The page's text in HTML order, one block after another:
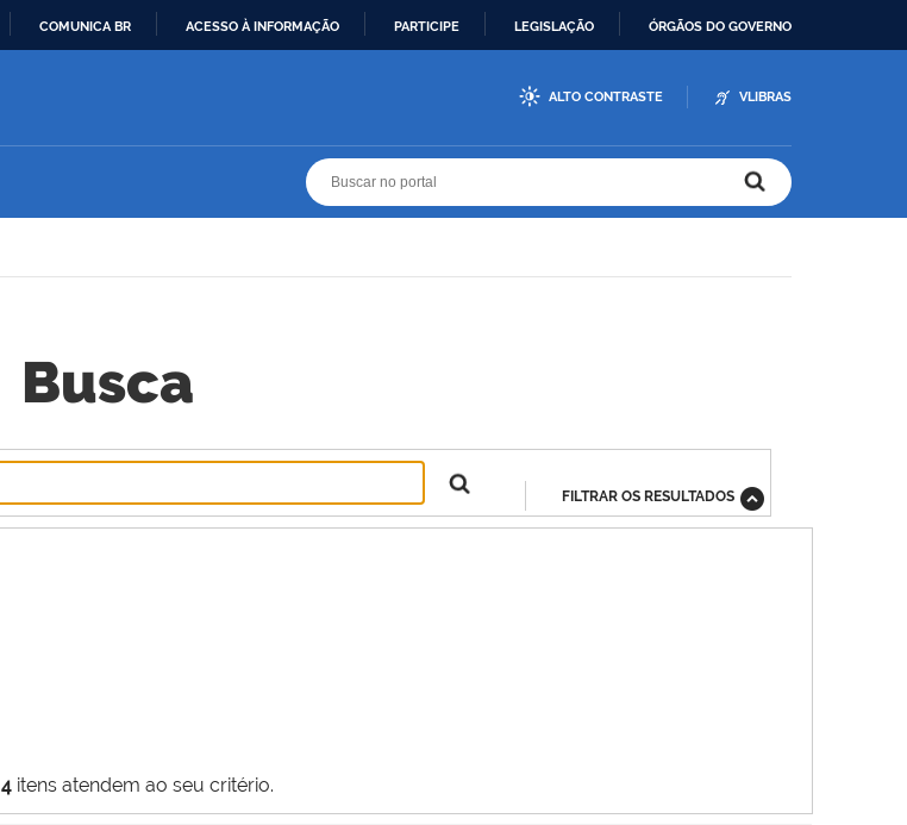
COMUNICA BR ACESSO À INFORMAÇÃO PARTICIPE LEGISLAÇÃO ÓRGÃOS DO GOVERNO
ALTO CONTRASTE VLIBRAS
Busca
4itens atendem ao seu critério.
FILTRAR OS RESULTADOS